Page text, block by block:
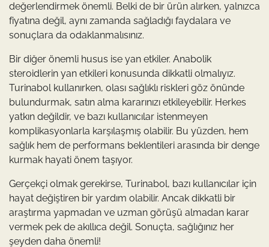
değerlendirmek önemli. Belki de bir ürün alırken, yalnızca
fiyatına değil, aynı zamanda sağladığı faydalara ve
sonuçlara da odaklanmalısınız.
Bir diğer önemli husus ise yan etkiler. Anabolik
steroidlerin yan etkileri konusunda dikkatli olmalıyız.
Turinabol kullanırken, olası sağlıklı riskleri göz önünde
bulundurmak, satın alma kararınızı etkileyebilir. Herkes
yatkın değildir, ve bazı kullanıcılar istenmeyen
komplikasyonlarla karşılaşmış olabilir. Bu yüzden, hem
sağlık hem de performans beklentileri arasında bir denge
kurmak hayati önem taşıyor.
Gerçekçi olmak gerekirse, Turinabol, bazı kullanıcılar için
hayat değiştiren bir yardım olabilir. Ancak dikkatli bir
araştırma yapmadan ve uzman görüşü almadan karar
vermek pek de akıllıca değil. Sonuçta, sağlığınız her
şeyden daha önemli!